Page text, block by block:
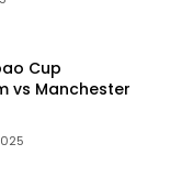
Cup
vs Manchester